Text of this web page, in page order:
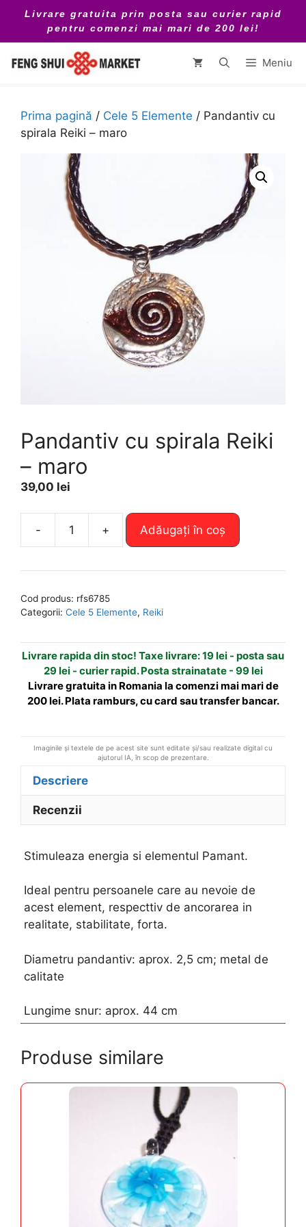
conținut
Livrare gratuita prin posta sau curier rapid
pentru comenzi mai mari de 200 lei!
Meniu
Prima pagină / Cele 5 Elemente / Pandantiv cu
spirala Reiki – maro
Pandantiv cu spirala Reiki
– maro
39,00 lei
-
Cantitate
cu
Reiki
maro
+ Adăugați în coș
e
n
t
i
Cod produs: rfs6785
Categorii: Cele 5 Elemente, Reiki
Livrare rapida din stoc! Taxe livrare: 19 lei - posta sau
29 lei - curier rapid. Posta strainatate - 99 lei
Livrare gratuita in Romania la comenzi mai mari de
200 lei. Plata ramburs, cu card sau transfer bancar.
Imaginile și textele de pe acest site sunt editate și/sau realizate digital cu
ajutorul IA, în scop de prezentare.
Descriere
Recenzii
Stimuleaza energia si elementul Pamant.
Ideal pentru persoanele care au nevoie de
acest element, respecttiv de ancorarea in
realitate, stabilitate, forta.
Diametru pandantiv: aprox. 2,5 cm; metal de
calitate
Lungime snur: aprox. 44 cm
Produse similare